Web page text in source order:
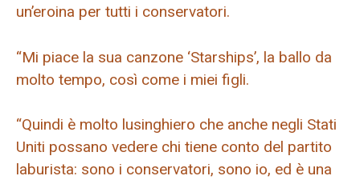
un’eroina per tutti i conservatori.
“Mi piace la sua canzone ‘Starships’, la ballo da
molto tempo, così come i miei figli.
“Quindi è molto lusinghiero che anche negli Stati
Uniti possano vedere chi tiene conto del partito
laburista: sono i conservatori, sono io, ed è una